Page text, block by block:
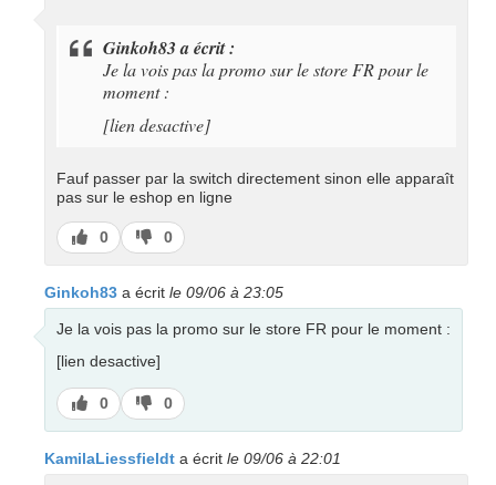
Ginkoh83 a écrit :
Je la vois pas la promo sur le store FR pour le
moment :
[lien desactive]
Fauf passer par la switch directement sinon elle apparaît
pas sur le eshop en ligne
J’aime
0
J’aime
pas
0
Ginkoh83 a écrit le 09/06 à 23:05
Je la vois pas la promo sur le store FR pour le moment :
[lien desactive]
J’aime
0
J’aime
pas
0
KamilaLiessfieldt a écrit le 09/06 à 22:01